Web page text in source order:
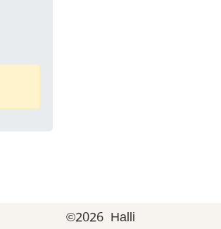
©2026 Halli